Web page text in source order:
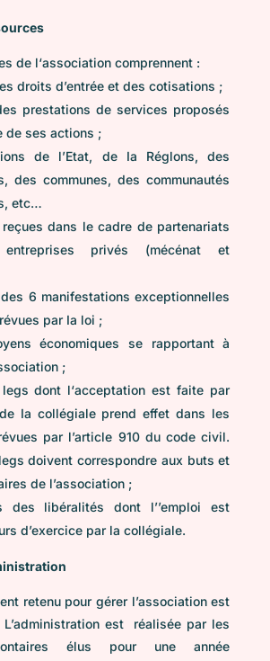
de l‘association comprennent :
droits d’entrée et des cotisations ;
prestations de services proposés
de ses actions ;
de l’Etat, de Ia Réglons, des
des communes, des communautés
etc…
reçues dans le cadre de partenariats
privés (mécénat et
6 manifestations exceptionnelles
par Ia loi ;
économiques se rapportant à
;
dont l‘acceptation est faite par
Ia collégiale prend effet dans les
par l’article 910 du code civil.
doivent correspondre aux buts et
de l’association ;
des libéralités dont l’’emploi est
d’exercice par la collégiale.
retenu pour gérer l’association est
L’administration est réalisée par les
élus pour une année